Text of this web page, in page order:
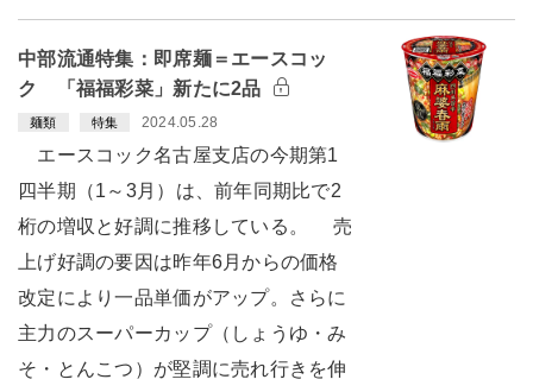
中部流通特集：即席麺＝エースコッ
ク 「福福彩菜」新たに2品
麺類 特集 2024.05.28
エースコック名古屋支店の今期第1
四半期（1～3月）は、前年同期比で2
桁の増収と好調に推移している。 売
上げ好調の要因は昨年6月からの価格
改定により一品単価がアップ。さらに
主力のスーパーカップ（しょうゆ・み
そ・とんこつ）が堅調に売れ行きを伸